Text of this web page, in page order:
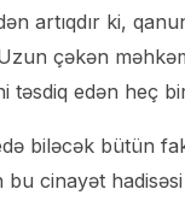
artıqdır ki,
çəkən
təsdiq edən heç
biləcək bütün
cinayət